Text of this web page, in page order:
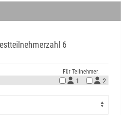
6
Für Teilnehmer:
1 2